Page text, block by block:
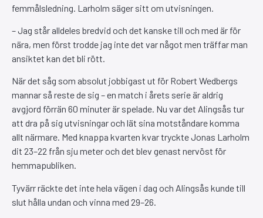
femmålsledning. Larholm säger sitt om utvisningen.
– Jag står alldeles bredvid och det kanske till och med är för
nära, men först trodde jag inte det var något men träffar man
ansiktet kan det bli rött.
När det såg som absolut jobbigast ut för Robert Wedbergs
mannar så reste de sig – en match i årets serie är aldrig
avgjord förrän 60 minuter är spelade. Nu var det Alingsås tur
att dra på sig utvisningar och lät sina motståndare komma
allt närmare. Med knappa kvarten kvar tryckte Jonas Larholm
dit 23–22 från sju meter och det blev genast nervöst för
hemmapubliken.
Tyvärr räckte det inte hela vägen i dag och Alingsås kunde till
slut hålla undan och vinna med 29–26.